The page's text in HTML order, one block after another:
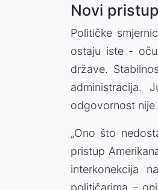
Novi
Političke
ostaju iste -
države.
administracija.
odgovornost nije
„Ono što
pristup
interkonekcija
političarima –